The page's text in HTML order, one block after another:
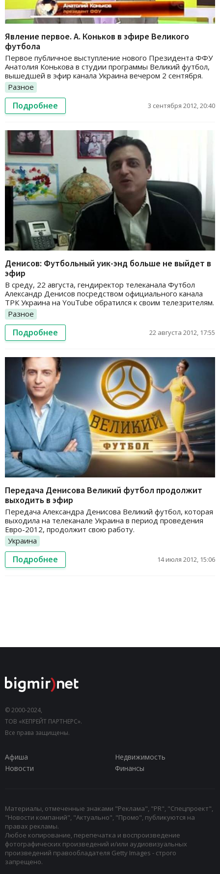
Явление первое. А. Коньков в эфире Великого
футбола
Первое публичное выступление нового Президента ФФУ
Анатолия Конькова в студии программы Великий футбол,
вышедшей в эфир канала Украина вечером 2 сентября.
Разное
Подробнее 3 сентября 2012, 20:40
Денисов: Футбольный уик-энд больше не выйдет в
эфир
В среду, 22 августа, гендиректор телеканала Футбол
Александр Денисов посредством официального канала
ТРК Украина на YouTube обратился к своим телезрителям.
Разное
Подробнее 22 августа 2012, 17:55
Передача Денисова Великий футбол продолжит
выходить в эфир
Передача Александра Денисова Великий футбол, которая
выходила на телеканале Украина в период проведения
Евро-2012, продолжит свою работу.
Украина
Подробнее 14 июля 2012, 15:06
© 2000-2024,
ТОВ «КЕПРЕЙТ ПАРТНЕРС».
Все права защищены.
Афиша
Недвижимость
Новости
Финансы
Материалы, отмеченные знаками "Реклама", "PR", "Спецпроект",
"Новости компаний", "Актуально", "Промо", публикуются на
правах рекламы.
Любое копирование, перепечатка и воспроизведение
фотографических произведений и/или аудиовизуальных
произведений правообладателя Getty Images - строго
запрещено.